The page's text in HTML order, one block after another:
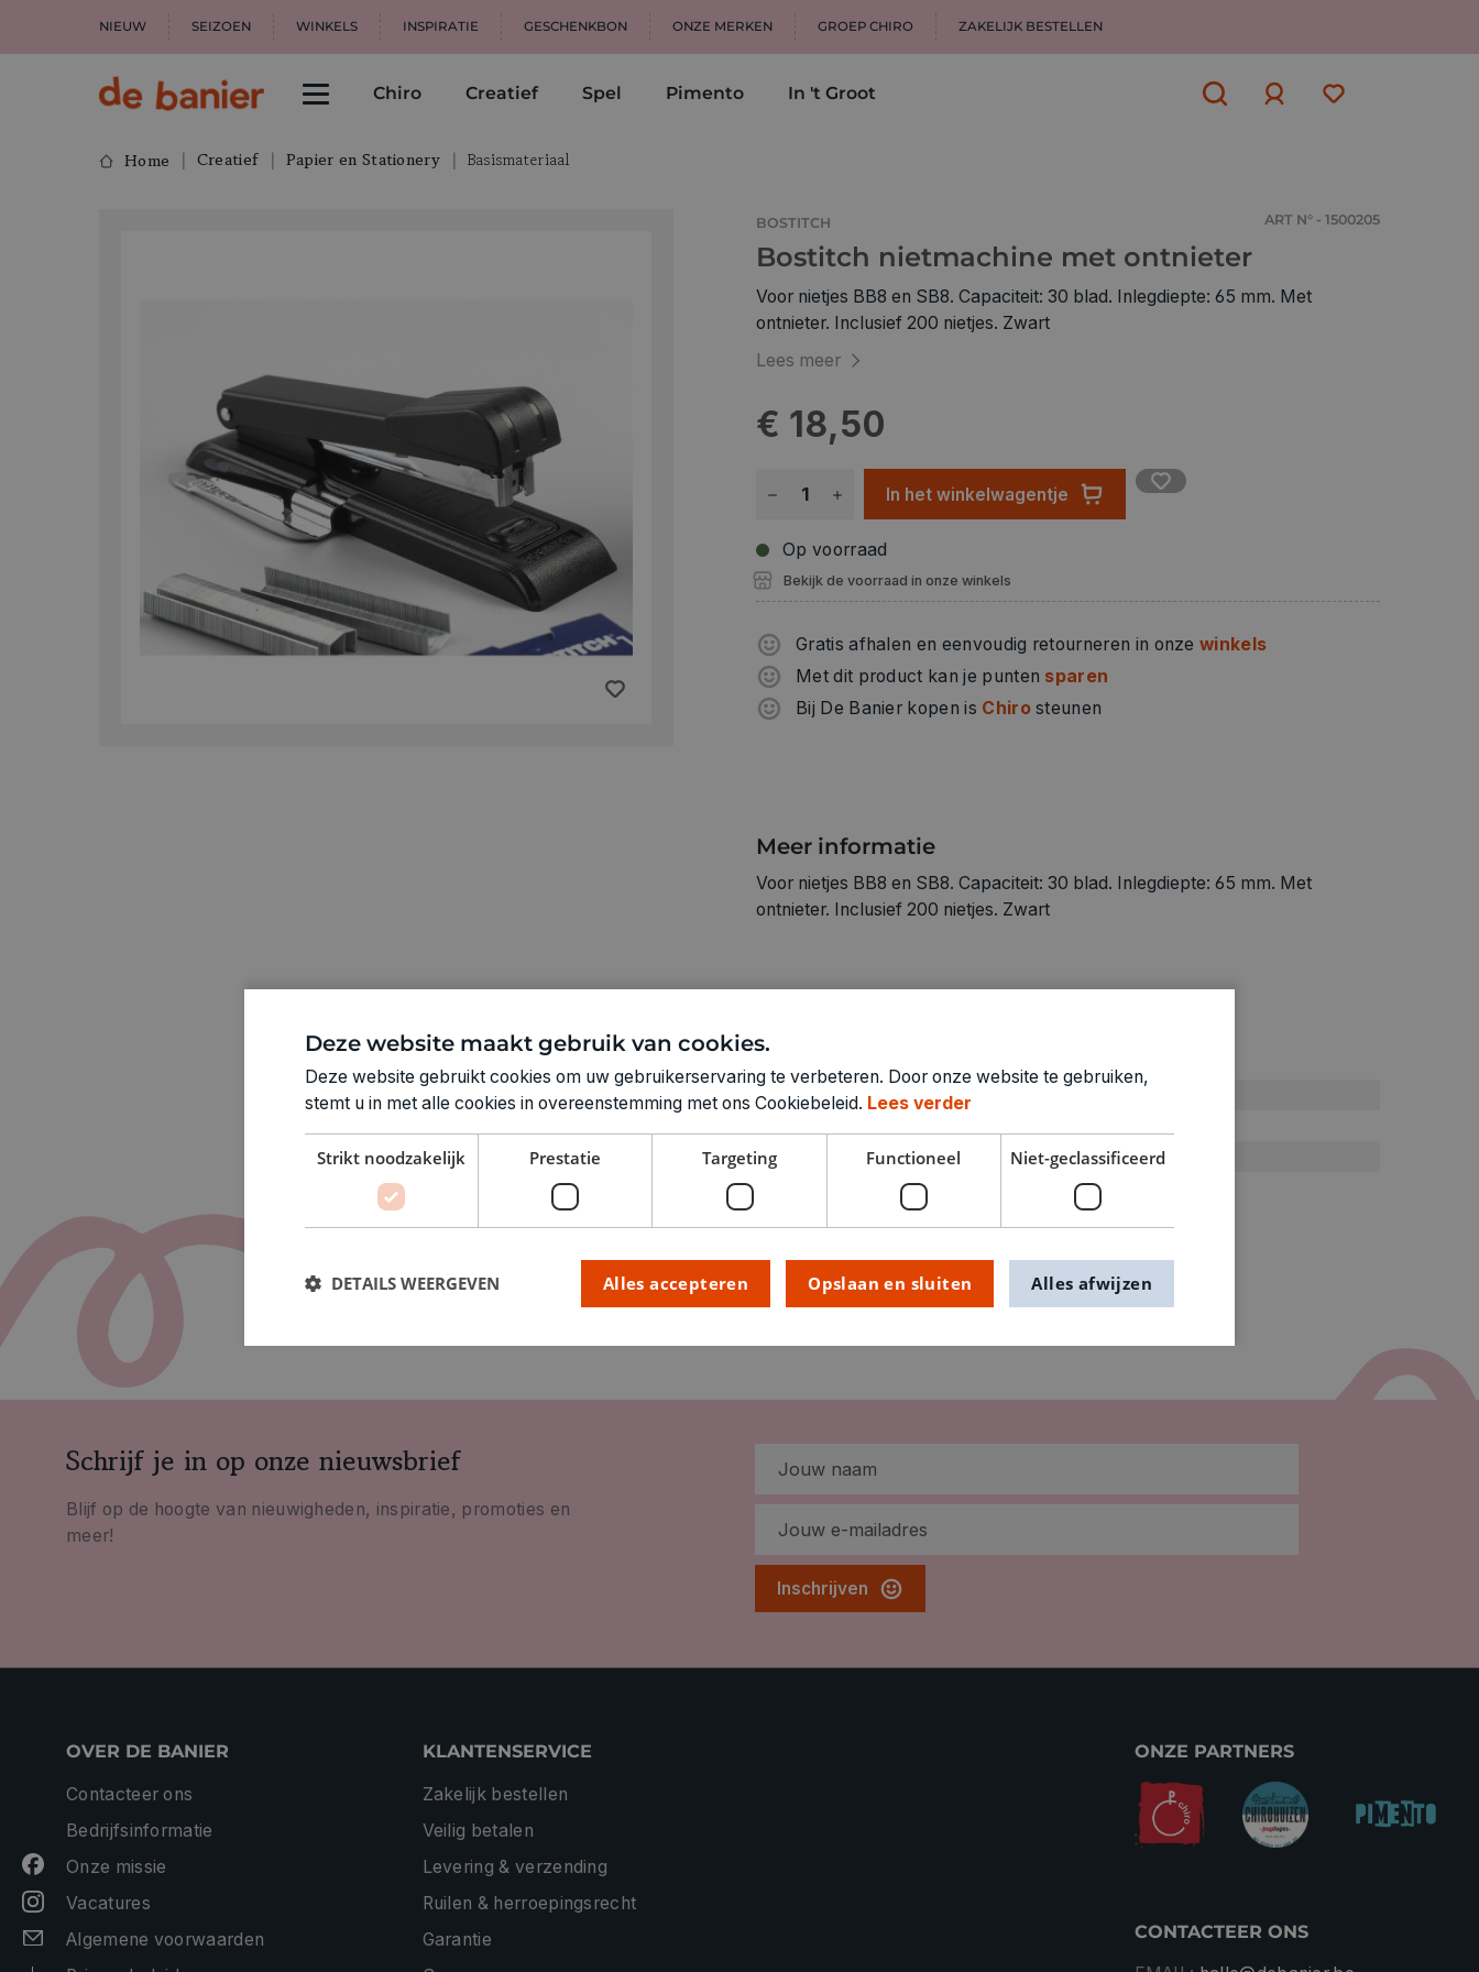
NIEUW SEIZOEN WINKELS INSPIRATIE GESCHENKBON ONZE MERKEN GROEP CHIRO ZAKELIJK BESTELLEN
Chiro Creatief Spel Pimento In 't Groot
Home Creatief Papier en Stationery Basismateriaal
BOSTITCH ART N° - 1500205
Bostitch nietmachine met ontnieter
Voor nietjes BB8 en SB8. Capaciteit: 30 blad. Inlegdiepte: 65 mm. Met
ontnieter. Inclusief 200 nietjes. Zwart
Lees meer
€ 18,50
In het winkelwagentje
Op voorraad
Bekijk de voorraad in onze winkels
Gratis afhalen en eenvoudig retourneren in onzewinkels
Met dit product kan je punten sparen
Bij De Banier kopen is Chirosteunen
Meer informatie
Voor nietjes BB8 en SB8. Capaciteit: 30 blad. Inlegdiepte: 65 mm. Met
ontnieter. Inclusief 200 nietjes. Zwart
Technische specificaties
RUBRIEK:
ARTIKELNUMMER 1500205
Schrijf je in op onze nieuwsbrief
Blijf op de hoogte van nieuwigheden, inspiratie, promoties en
meer!
Inschrijven
OVER DE BANIER
Contacteer ons
Bedrijfsinformatie
Onze missie
Vacatures
Algemene voorwaarden
KLANTENSERVICE
Zakelijk bestellen
Veilig betalen
Levering & verzending
Ruilen & herroepingsrecht
Garantie
ONZE PARTNERS
CONTACTEER ONS
Deze website maakt gebruik van cookies.
Deze website gebruikt cookies om uw gebruikerservaring te verbeteren. Door onze website te gebruiken,
stemt u in met alle cookies in overeenstemming met ons Cookiebeleid. Lees verder
Strikt noodzakelijk Prestatie Targeting Functioneel Niet-geclassificeerd
Opslaan en sluiten
Alles accepteren Alles afwijzen
DETAILS WEERGEVEN